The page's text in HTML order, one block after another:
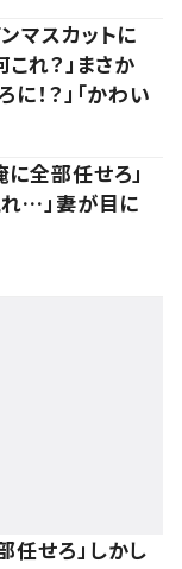
マスカットに
れ？」まさか
！？」「かわい
全部任せろ」
…」妻が目に
任せろ」しかし